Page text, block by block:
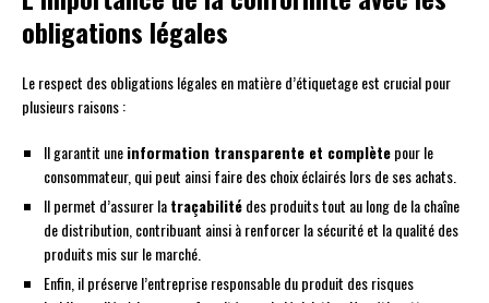
obligations légales
Le respect des obligations légales en matière d’étiquetage est crucial pour
plusieurs raisons :
Il garantit uneinformation transparente et complètepour le
consommateur, qui peut ainsi faire des choix éclairés lors de ses achats.
Il permet d’assurer latraçabilitédes produits tout au long de la chaîne
de distribution, contribuant ainsi à renforcer la sécurité et la qualité des
produits mis sur le marché.
Enfin, il préserve l’entreprise responsable du produit des risques